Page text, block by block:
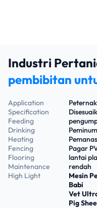
Industri
pembibitan
Application
Specification
Feeding
Drinking
Heating
Fencing
Pagar
Flooring
lantai
Maintenance
rendah
High Light
Mesin
Babi
Vet
Pig